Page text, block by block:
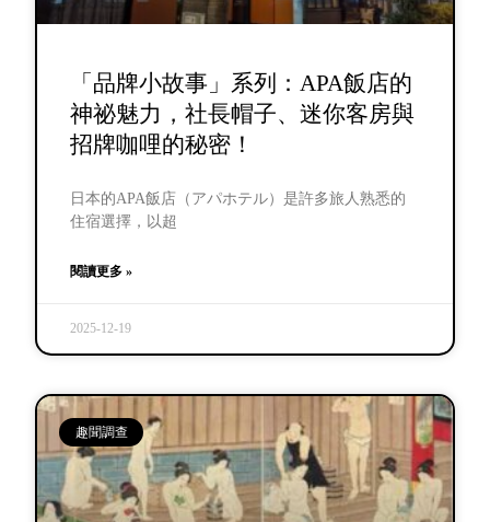
「品牌小故事」系列：APA飯店的
神祕魅力，社長帽子、迷你客房與
招牌咖哩的秘密！
日本的APA飯店（アパホテル）是許多旅人熟悉的
住宿選擇，以超
閱讀更多 »
2025-12-19
趣聞調查